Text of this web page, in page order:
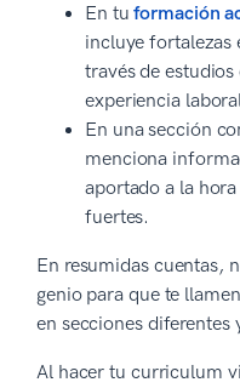
En tuformación
incluye fortalezas
través de
experiencia
En una sección
menciona
aportado a la
fuertes.
En resumidas cuentas,
genio para que te
en secciones diferentes
Al hacer tu curriculum